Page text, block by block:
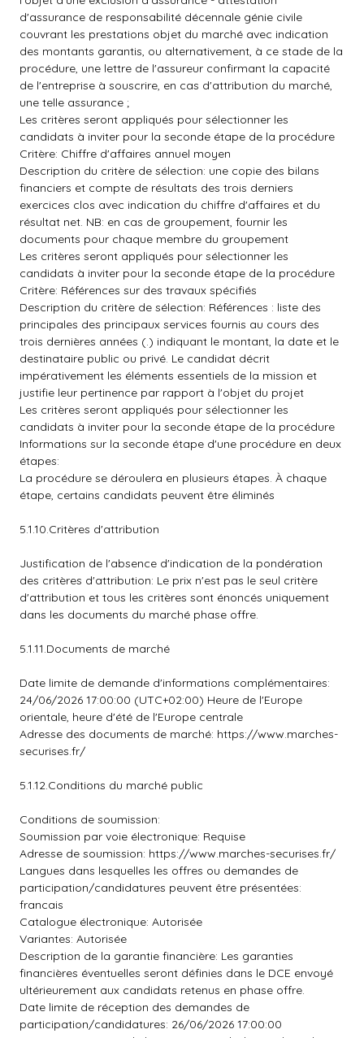
d'assurance de responsabilité décennale génie civile
couvrant les prestations objet du marché avec indication
des montants garantis, ou alternativement, à ce stade de la
procédure, une lettre de l'assureur confirmant la capacité
de l'entreprise à souscrire, en cas d'attribution du marché,
une telle assurance ;
Les critères seront appliqués pour sélectionner les
candidats à inviter pour la seconde étape de la procédure
Critère: Chiffre d'affaires annuel moyen
Description du critère de sélection: une copie des bilans
financiers et compte de résultats des trois derniers
exercices clos avec indication du chiffre d'affaires et du
résultat net. NB: en cas de groupement, fournir les
documents pour chaque membre du groupement
Les critères seront appliqués pour sélectionner les
candidats à inviter pour la seconde étape de la procédure
Critère: Références sur des travaux spécifiés
Description du critère de sélection: Références : liste des
principales des principaux services fournis au cours des
trois dernières années (.) indiquant le montant, la date et le
destinataire public ou privé. Le candidat décrit
impérativement les éléments essentiels de la mission et
justifie leur pertinence par rapport à l'objet du projet
Les critères seront appliqués pour sélectionner les
candidats à inviter pour la seconde étape de la procédure
Informations sur la seconde étape d'une procédure en deux
étapes:
La procédure se déroulera en plusieurs étapes. À chaque
étape, certains candidats peuvent être éliminés
5.1.10.Critères d'attribution
Justification de l'absence d'indication de la pondération
des critères d'attribution: Le prix n'est pas le seul critère
d'attribution et tous les critères sont énoncés uniquement
dans les documents du marché phase offre.
5.1.11.Documents de marché
Date limite de demande d'informations complémentaires:
24/06/2026 17:00:00 (UTC+02:00) Heure de l'Europe
orientale, heure d'été de l'Europe centrale
Adresse des documents de marché: https://www.marches-
securises.fr/
5.1.12.Conditions du marché public
Conditions de soumission:
Soumission par voie électronique: Requise
Adresse de soumission: https://www.marches-securises.fr/
Langues dans lesquelles les offres ou demandes de
participation/candidatures peuvent être présentées:
francais
Catalogue électronique: Autorisée
Variantes: Autorisée
Description de la garantie financière: Les garanties
financières éventuelles seront définies dans le DCE envoyé
ultérieurement aux candidats retenus en phase offre.
Date limite de réception des demandes de
participation/candidatures: 26/06/2026 17:00:00